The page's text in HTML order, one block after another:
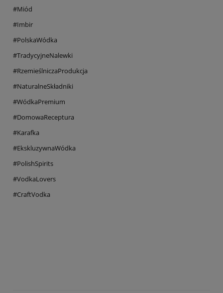
#Miód
#Imbir
#PolskaWódka
#TradycyjneNalewki
#RzemieślniczaProdukcja
#NaturalneSkładniki
#WódkaPremium
#DomowaReceptura
#Karafka
#EkskluzywnaWódka
#PolishSpirits
#VodkaLovers
#CraftVodka